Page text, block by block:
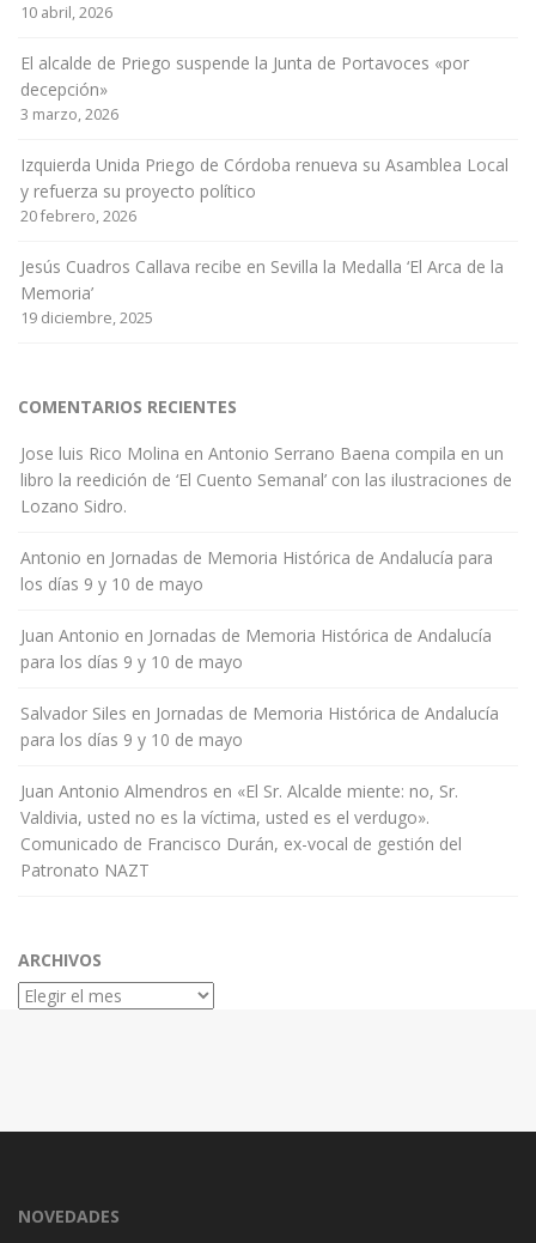
10 abril, 2026
El alcalde de Priego suspende la Junta de Portavoces «por
decepción»
3 marzo, 2026
Izquierda Unida Priego de Córdoba renueva su Asamblea Local
y refuerza su proyecto político
20 febrero, 2026
Jesús Cuadros Callava recibe en Sevilla la Medalla ‘El Arca de la
Memoria’
19 diciembre, 2025
COMENTARIOS RECIENTES
Jose luis Rico Molina en Antonio Serrano Baena compila en un
libro la reedición de ‘El Cuento Semanal’ con las ilustraciones de
Lozano Sidro.
Antonio en Jornadas de Memoria Histórica de Andalucía para
los días 9 y 10 de mayo
Juan Antonio en Jornadas de Memoria Histórica de Andalucía
para los días 9 y 10 de mayo
Salvador Siles en Jornadas de Memoria Histórica de Andalucía
para los días 9 y 10 de mayo
Juan Antonio Almendros en «El Sr. Alcalde miente: no, Sr.
Valdivia, usted no es la víctima, usted es el verdugo».
Comunicado de Francisco Durán, ex-vocal de gestión del
Patronato NAZT
ARCHIVOS
Archivos
NOVEDADES